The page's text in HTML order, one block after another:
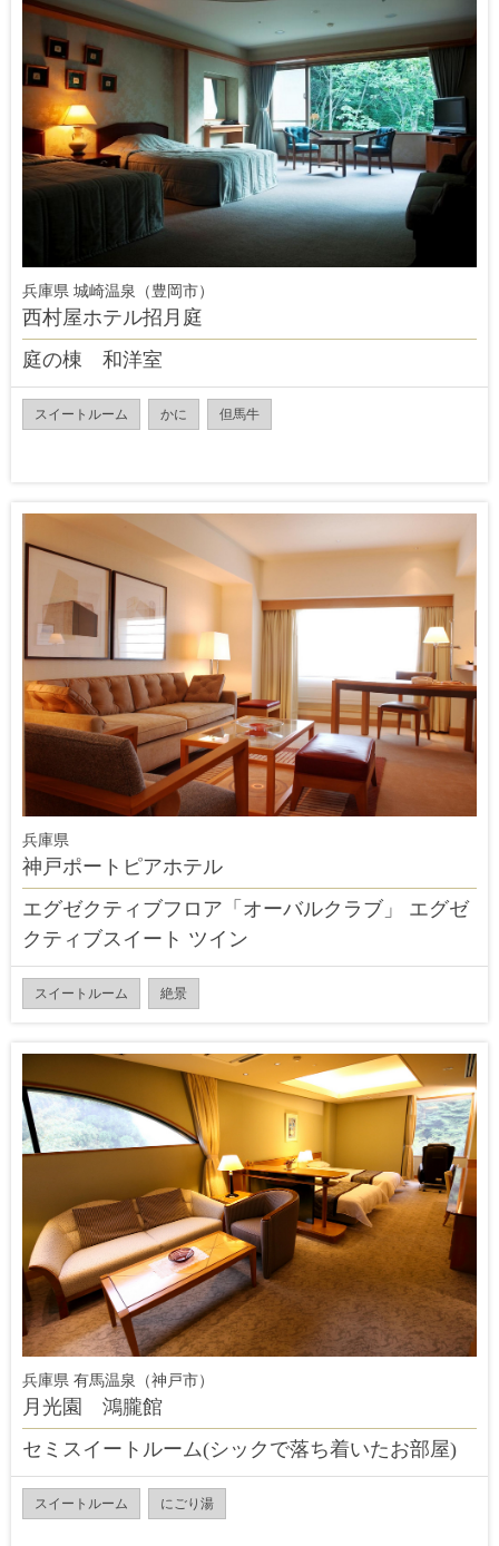
兵庫県 城崎温泉（豊岡市）
西村屋ホテル招月庭
庭の棟 和洋室
スイートルーム かに 但馬牛
兵庫県
神戸ポートピアホテル
エグゼクティブフロア「オーバルクラブ」 エグゼ
クティブスイート ツイン
スイートルーム 絶景
兵庫県 有馬温泉（神戸市）
月光園 鴻朧館
セミスイートルーム(シックで落ち着いたお部屋)
スイートルーム にごり湯